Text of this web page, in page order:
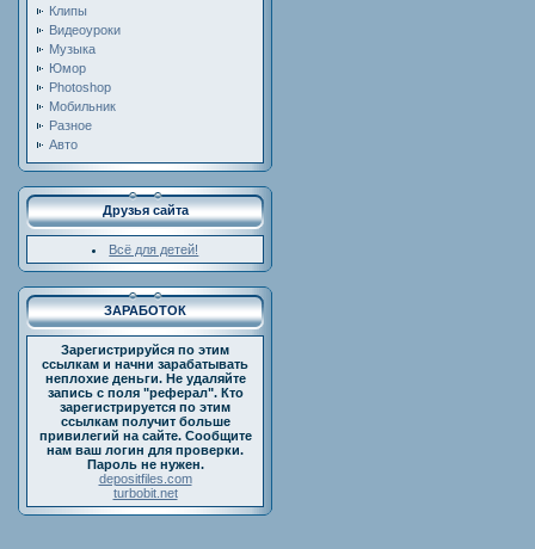
Клипы
Видеоуроки
Музыка
Юмор
Photoshop
Мобильник
Разное
Авто
Друзья сайта
Всё для детей!
ЗАРАБОТОК
Зарегистрируйся по этим
ссылкам и начни зарабатывать
неплохие деньги. Не удаляйте
запись с поля "реферал". Кто
зарегистрируется по этим
ссылкам получит больше
привилегий на сайте. Сообщите
нам ваш логин для проверки.
Пароль не нужен.
depositfiles.com
turbobit.net